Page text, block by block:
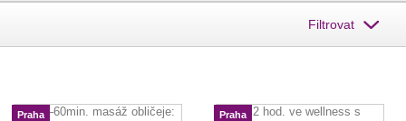
Filtrovat
Praha Praha